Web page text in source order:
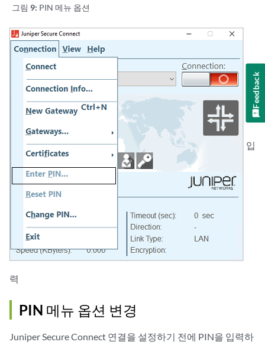
그림 9: PIN 메뉴 옵션
입
력
PIN 메뉴 옵션 변경
Juniper Secure Connect 연결을 설정하기 전에 PIN을 입력하
Feedback